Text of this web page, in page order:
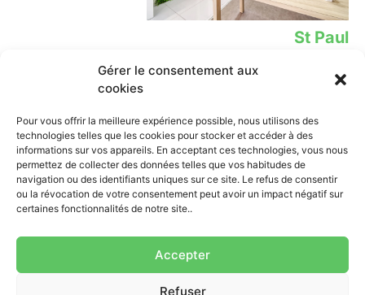
Gérer le consentement aux
cookies
Pour vous offrir la meilleure expérience possible, nous utilisons des
technologies telles que les cookies pour stocker et accéder à des
informations sur vos appareils. En acceptant ces technologies, vous nous
permettez de collecter des données telles que vos habitudes de
navigation ou des identifiants uniques sur ce site. Le refus de consentir
ou la révocation de votre consentement peut avoir un impact négatif sur
certaines fonctionnalités de notre site..
Accepter
Refuser
St Paul
12 Rue Leconte de Lisle,
02 62 78 39 02​
iPhone
Samsung
Xiaomi
Tablette
Contact
0262 838 638
contact@mobione.re
St Pierre:
--------Lundi-samedi: 9h00-18h
--------Lundi-samedi: 9h00-
17h30